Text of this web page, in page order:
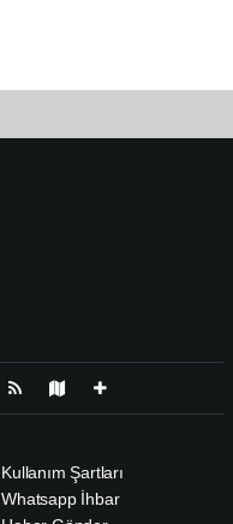
Kullanım Şartları
Whatsapp İhbar